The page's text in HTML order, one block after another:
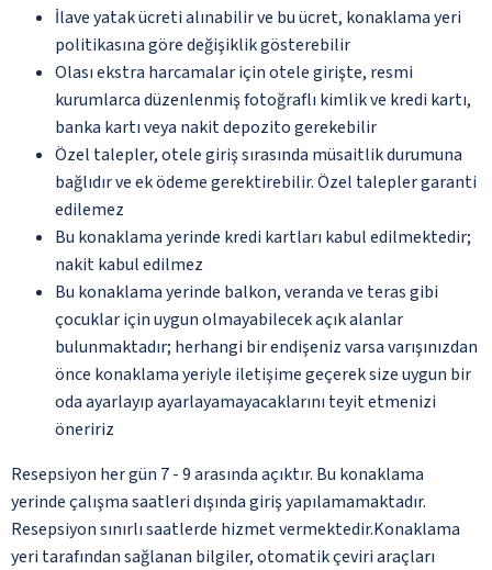
İlave yatak ücreti alınabilir ve bu ücret, konaklama yeri
politikasına göre değişiklik gösterebilir
Olası ekstra harcamalar için otele girişte, resmi
kurumlarca düzenlenmiş fotoğraflı kimlik ve kredi kartı,
banka kartı veya nakit depozito gerekebilir
Özel talepler, otele giriş sırasında müsaitlik durumuna
bağlıdır ve ek ödeme gerektirebilir. Özel talepler garanti
edilemez
Bu konaklama yerinde kredi kartları kabul edilmektedir;
nakit kabul edilmez
Bu konaklama yerinde balkon, veranda ve teras gibi
çocuklar için uygun olmayabilecek açık alanlar
bulunmaktadır; herhangi bir endişeniz varsa varışınızdan
önce konaklama yeriyle iletişime geçerek size uygun bir
oda ayarlayıp ayarlayamayacaklarını teyit etmenizi
öneririz
Resepsiyon her gün 7 - 9 arasında açıktır. Bu konaklama
yerinde çalışma saatleri dışında giriş yapılamamaktadır.
Resepsiyon sınırlı saatlerde hizmet vermektedir.Konaklama
yeri tarafından sağlanan bilgiler, otomatik çeviri araçları